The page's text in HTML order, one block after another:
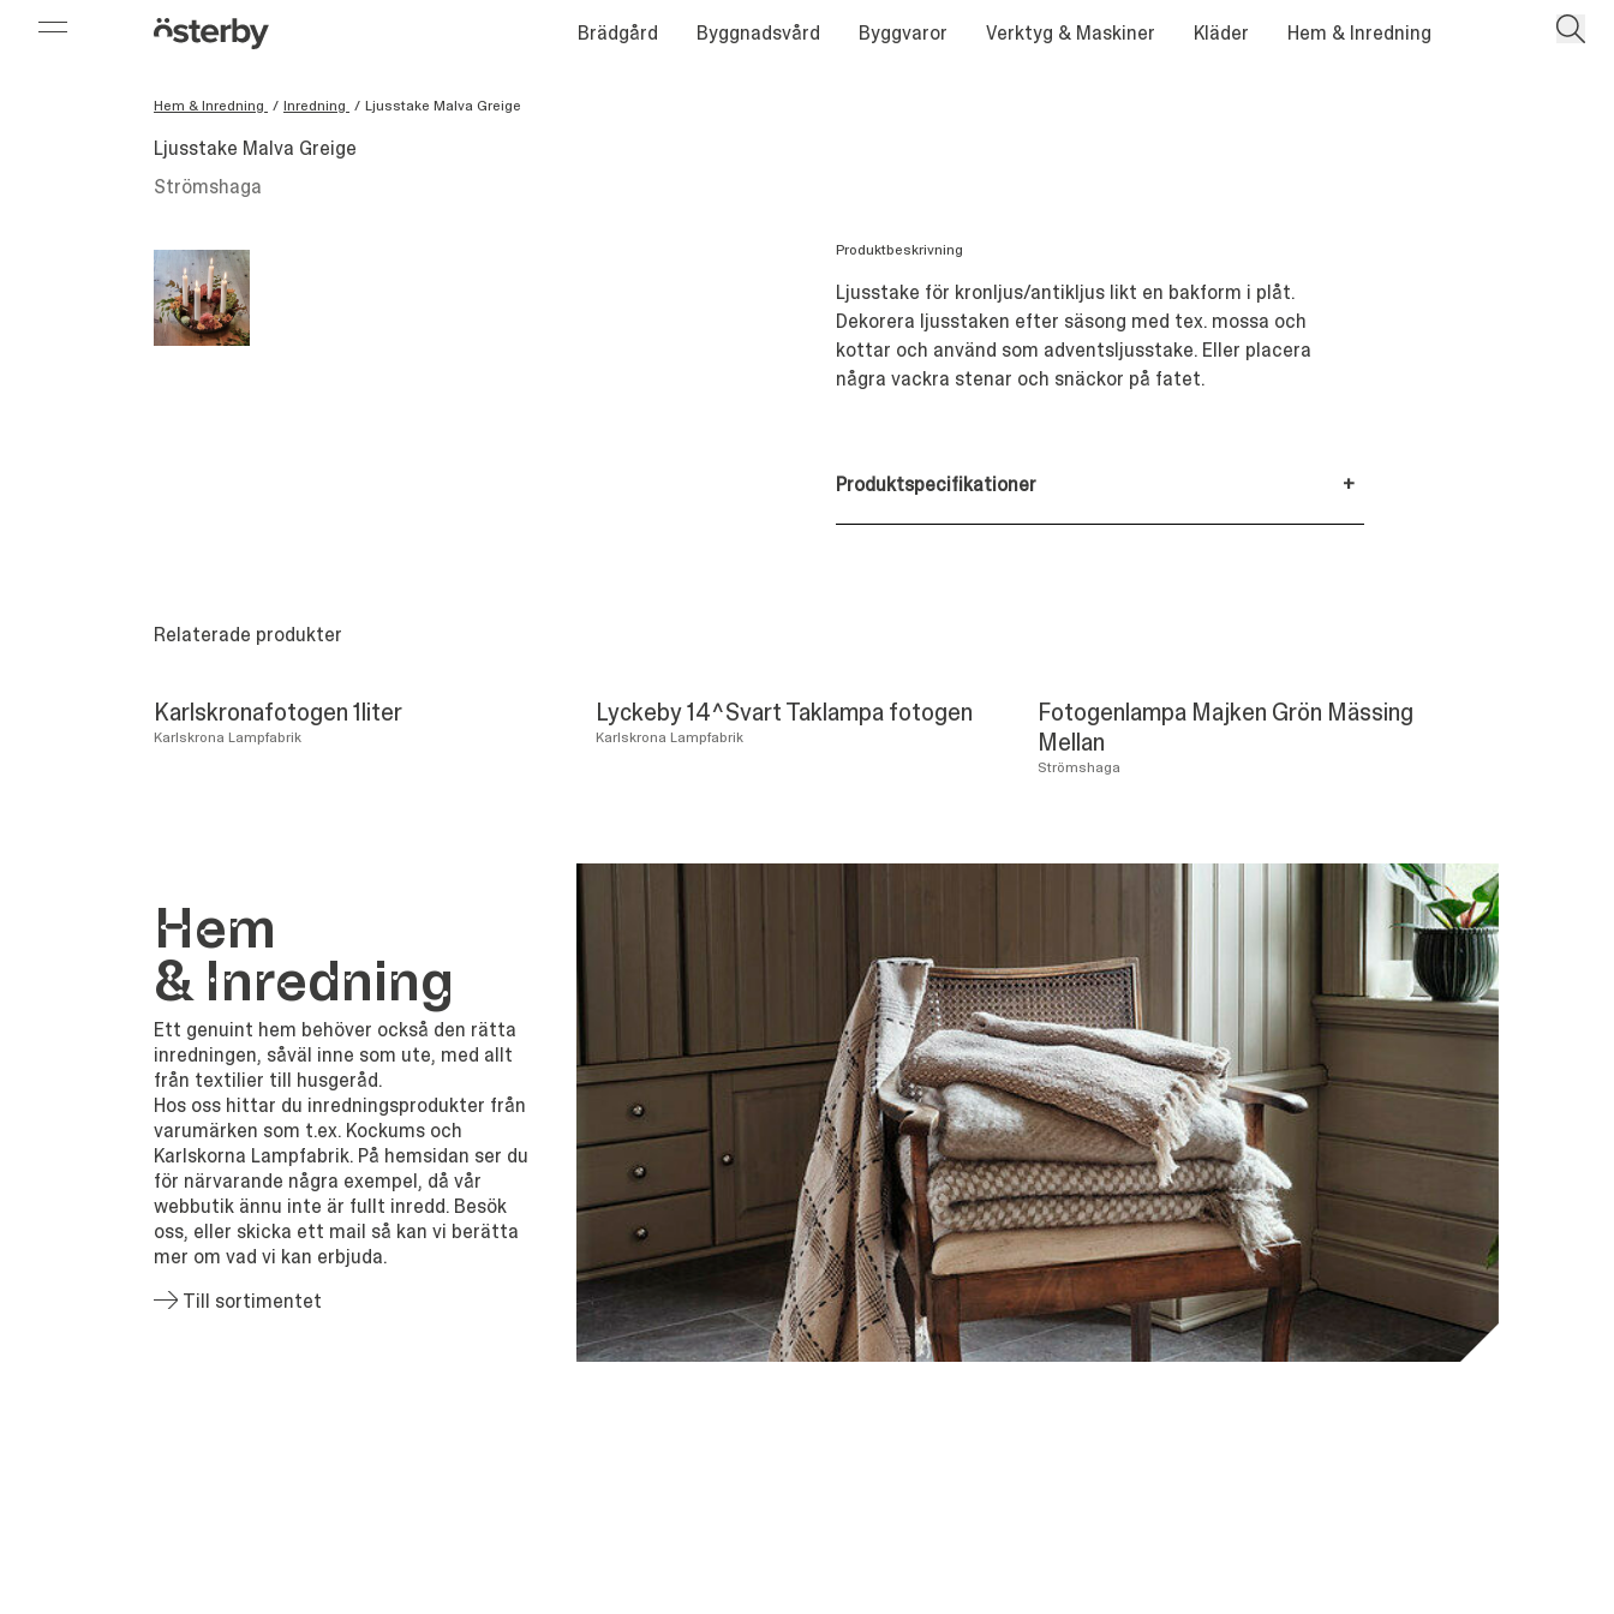
Brädgård Byggnadsvård Byggvaror Verktyg & Maskiner Kläder Hem & Inredning
Hem & Inredning / Inredning / Ljusstake Malva Greige
Ljusstake Malva Greige
Strömshaga
Produktbeskrivning
Ljusstake för kronljus/antikljus likt en bakform i plåt.
Dekorera ljusstaken efter säsong med tex. mossa och
kottar och använd som adventsljusstake. Eller placera
några vackra stenar och snäckor på fatet.
Produktspecifikationer +
Relaterade produkter
Karlskronafotogen 1liter
Karlskrona Lampfabrik
Lyckeby 14^Svart Taklampa fotogen
Karlskrona Lampfabrik
Fotogenlampa Majken Grön Mässing
Mellan
Strömshaga
Hem
&Inredning
Ett genuint hem behöver också den rätta
inredningen, såväl inne som ute, med allt
från textilier till husgeråd.
Hos oss hittar du inredningsprodukter från
varumärken som t.ex. Kockums och
Karlskorna Lampfabrik. På hemsidan ser du
för närvarande några exempel, då vår
webbutik ännu inte är fullt inredd. Besök
oss, eller skicka ett mail så kan vi berätta
mer om vad vi kan erbjuda.
Till sortimentet